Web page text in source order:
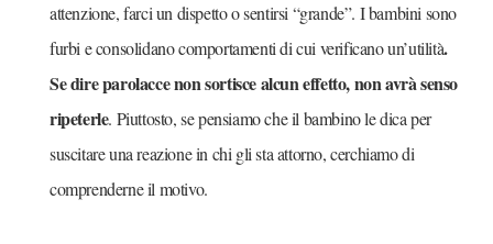
attenzione, farci un dispetto o sentirsi “grande”. I bambini sono
furbi e consolidano comportamenti di cui verificano un’utilità.
Se dire parolacce non sortisce alcun effetto, non avrà senso
ripeterle. Piuttosto, se pensiamo che il bambino le dica per
suscitare una reazione in chi gli sta attorno, cerchiamo di
comprenderne il motivo.